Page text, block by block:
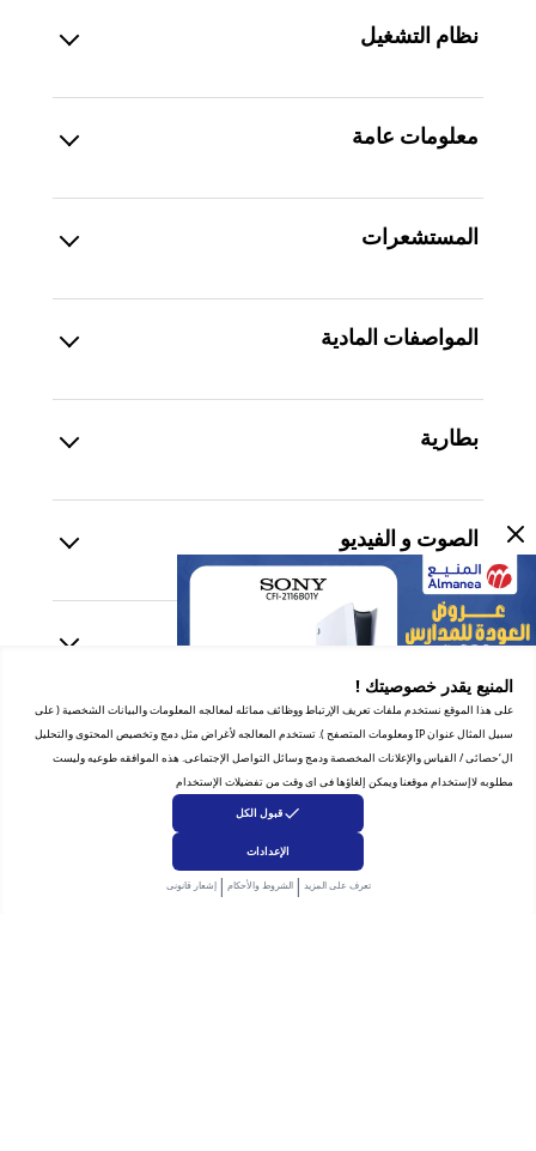
المنيع يقدر خصوصيتك !
على هذا الموقع نستخدم ملفات تعريف الإرتباط ووظائف مماثله لمعالجه المعلومات والبيانات الشخصية ( على
سبيل المثال عنوان IP ومعلومات المتصفح ). تستخدم المعالجه لأغراض مثل دمج وتخصيص المحتوى والتحليل
ال‘حصائى / القياس والإعلانات المخصصة ودمج وسائل التواصل الإجتماعى. هذه الموافقه طوعيه وليست
مطلوبه لاإستخدام موقعنا ويمكن إلغاؤها فى اى وقت من تفضيلات الإستخدام
قبول الكل
الإعدادات
تعرف على المزيد |الشروط والأحكام |إشعار قانونى
نظام التشغيل
معلومات عامة
المستشعرات
المواصفات المادية
بطارية
الصوت و الفيديو
الخدمات والتطبيقات
دعم البرمجيات